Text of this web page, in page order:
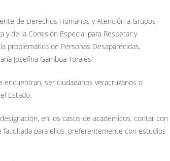
de Derechos Humanos y Atención a Grupos
y de la Comisión Especial para Respetar y
problemática de Personas Desaparecidas,
Josefina Gamboa Torales.
ser ciudadanos veracruzanos o
Estado.
en los casos de académicos, contar con
para ellos, preferentemente con estudios